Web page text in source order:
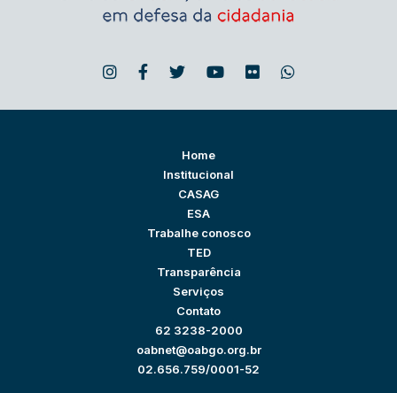
Home
Institucional
CASAG
ESA
Trabalhe conosco
TED
Transparência
Serviços
Contato
62 3238-2000
oabnet@oabgo.org.br
02.656.759/0001-52